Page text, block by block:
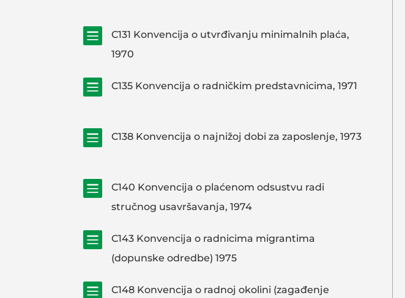

C131 Konvencija o utvrđivanju minimalnih plaća,
1970
 C135 Konvencija o radničkim predstavnicima, 1971
 C138 Konvencija o najnižoj dobi za zaposlenje, 1973

C140 Konvencija o plaćenom odsustvu radi
stručnog usavršavanja, 1974

C143 Konvencija o radnicima migrantima
(dopunske odredbe) 1975
 C148 Konvencija o radnoj okolini (zagađenje